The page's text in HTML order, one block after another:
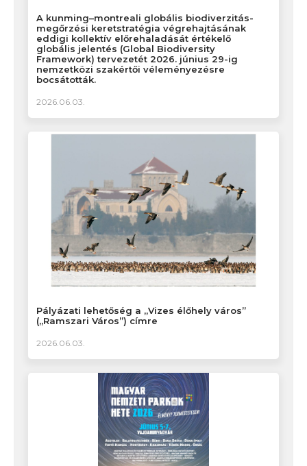
A kunming–montreali globális biodiverzitás-
megőrzési keretstratégia végrehajtásának
eddigi kollektív előrehaladását értékelő
globális jelentés (Global Biodiversity
Framework) tervezetét 2026. június 29-ig
nemzetközi szakértői véleményezésre
bocsátották.
2026.06.03.
Pályázati lehetőség a „Vizes élőhely város”
(„Ramszari Város”) címre
2026.06.03.